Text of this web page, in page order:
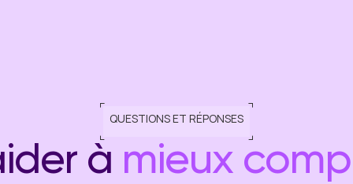
QUESTIONS ET RÉPONSES
à mieux